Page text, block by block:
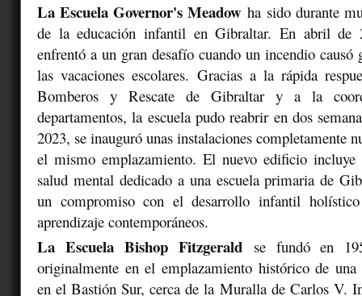
La Escuela Governor's Meadow ha sido durante
de la educación infantil en Gibraltar. En abril de
enfrentó a un gran desafío cuando un incendio causó
las vacaciones escolares. Gracias a la rápida
Bomberos y Rescate de Gibraltar y a la
departamentos, la escuela pudo reabrir en dos
2023, se inauguró unas instalaciones completamente
el mismo emplazamiento. El nuevo edificio
salud mental dedicado a una escuela primaria de
un compromiso con el desarrollo infantil
aprendizaje contemporáneos.
La Escuela Bishop Fitzgeraldse fundó en
originalmente en el emplazamiento histórico de
en el Bastión Sur, cerca de la Muralla de Carlos V.